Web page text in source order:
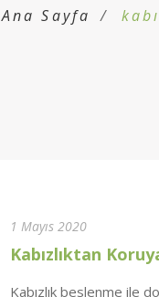
Ana Sayfa
1 Mayıs 2020
Kabızlıktan
Kabızlık beslenme ile